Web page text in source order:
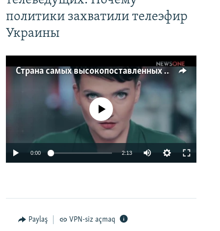
политики захватили телеэфир
Украины
Страна самых высокопоставленных телеведущих. Почему политики захватили телеэфир Украины
No media source currently available
0:00 2:13
Paylaş VPN-siz açmaq